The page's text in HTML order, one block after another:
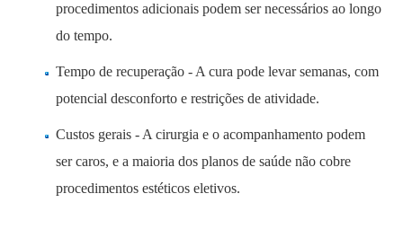
procedimentos adicionais podem ser necessários ao longo
do tempo.
Tempo de recuperação - A cura pode levar semanas, com
potencial desconforto e restrições de atividade.
Custos gerais - A cirurgia e o acompanhamento podem
ser caros, e a maioria dos planos de saúde não cobre
procedimentos estéticos eletivos.